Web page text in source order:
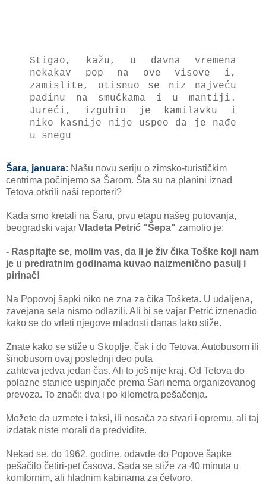
Stigao, kažu, u davna vremena
nekakav pop na ove visove i,
zamislite, otisnuo se niz najveću
padinu na smučkama i u mantiji.
Jureći, izgubio je kamilavku i
niko kasnije nije uspeo da je nađe
u snegu
Šara, januara: Našu novu seriju o zimsko-turističkim
centrima počinjemo sa Šarom. Šta su na planini iznad
Tetova otkrili naši reporteri?
Kada smo kretali na Šaru, prvu etapu našeg putovanja,
beogradski vajar Vladeta Petrić "Šepa" zamolio je:
- Raspitajte se, molim vas, da li je živ čika Toške koji nam
je u predratnim godinama kuvao naizmenično pasulj i
pirinač!
Na Popovoj šapki niko ne zna za čika Tošketa. U udaljena,
zavejana sela nismo odlazili. Ali bi se vajar Petrić iznenadio
kako se do vrleti njegove mladosti danas lako stiže.
Znate kako se stiže u Skoplje, čak i do Tetova. Autobusom ili
šinobusom ovaj poslednji deo puta
zahteva jedva jedan čas. Ali to još nije kraj. Od Tetova do
polazne stanice uspinjače prema Šari nema organizovanog
prevoza. To znači: dva i po kilometra pešačenja.
Možete da uzmete i taksi, ili nosača za stvari i opremu, ali taj
izdatak niste morali da predvidite.
Nekad se, do 1962. godine, odavde do Popove šapke
pešačilo četiri-pet časova. Sada se stiže za 40 minuta u
komfornim, ali hladnim kabinama za četvoro.